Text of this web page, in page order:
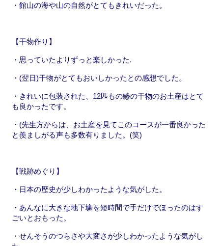
・館山の海や山の自然がとてもきれいだった。
【干物作り】
・思っていたよりずっと楽しかった.
・(翌日)干物がとてもおいしかったとの感想でした。
・きれいに包装された、12匹もの鯵の干物のお土産はとて
も良かったです。
・(先生方からは、お土産を見てこのコースが一番良かった
と羨ましがる声も多数有りました。(笑)
【戦跡めぐり】
・日本の歴史が少しわかったような気がした。
・あんなに大きな地下壕を短時間で手だけでほったのはす
ごいとおもった。
・せんそうのつらさや大変さが少しわかったような気がし